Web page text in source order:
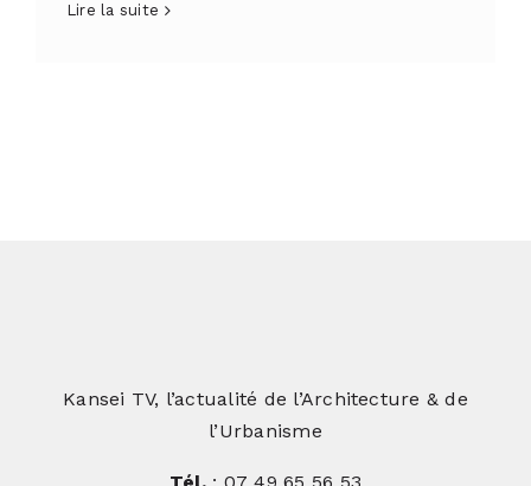
Lire la suite
Kansei TV, l’actualité de l’Architecture & de
l’Urbanisme